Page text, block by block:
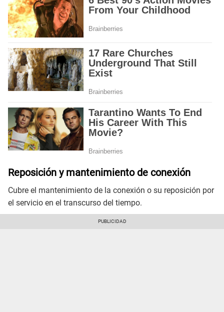
Reposición y mantenimiento de conexión
Cubre el mantenimiento de la conexión o su reposición por
el servicio en el transcurso del tiempo.